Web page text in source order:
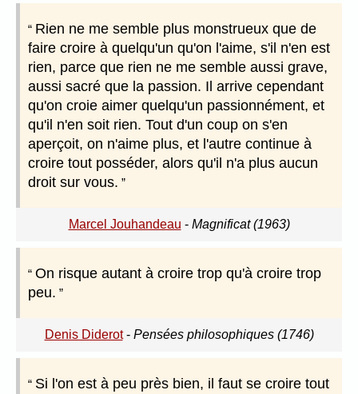
Rien ne me semble plus monstrueux que de
faire croire à quelqu'un qu'on l'aime, s'il n'en est
rien, parce que rien ne me semble aussi grave,
aussi sacré que la passion. Il arrive cependant
qu'on croie aimer quelqu'un passionnément, et
qu'il n'en soit rien. Tout d'un coup on s'en
aperçoit, on n'aime plus, et l'autre continue à
croire tout posséder, alors qu'il n'a plus aucun
droit sur vous.
Marcel Jouhandeau - Magnificat (1963)
On risque autant à croire trop qu'à croire trop
peu.
Denis Diderot- Pensées philosophiques (1746)
Si l'on est à peu près bien, il faut se croire tout